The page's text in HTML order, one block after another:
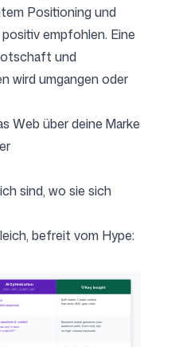
Positioning und
empfohlen. Eine
und
wird umgangen oder
Web über deine Marke
sind, wo sie sich
befreit vom Hype: